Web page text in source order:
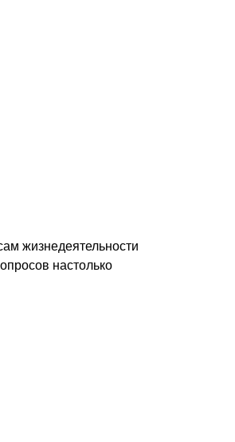
жизнедеятельности
настолько